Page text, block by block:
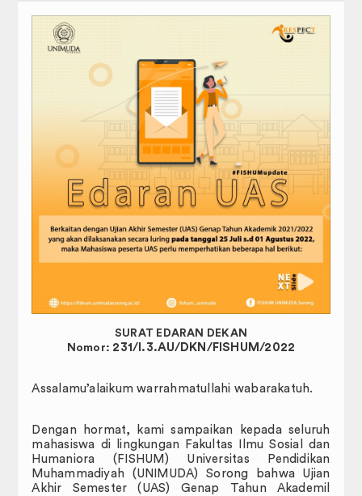
SURAT EDARAN DEKAN
Nomor: 231/I.3.AU/DKN/FISHUM/2022
Assalamu’alaikum warrahmatullahi wabarakatuh.
Dengan hormat, kami sampaikan kepada seluruh
mahasiswa di lingkungan Fakultas Ilmu Sosial dan
Humaniora (FISHUM) Universitas Pendidikan
Muhammadiyah (UNIMUDA) Sorong bahwa Ujian
Akhir Semester (UAS) Genap Tahun Akademil